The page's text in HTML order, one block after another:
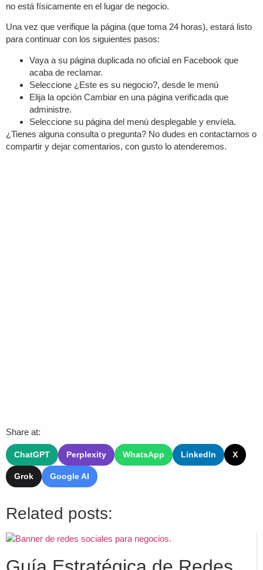
no está físicamente en el lugar de negocio.
Una vez que verifique la página (que toma 24 horas), estará listo
para continuar con los siguientes pasos:
Vaya a su página duplicada no oficial en Facebook que
acaba de reclamar.
Seleccione ¿Este es su negocio?, desde le menú
Elija la opción Cambiar en una página verificada que
administre.
Seleccione su página del menú desplegable y envíela.
¿Tienes alguna consulta o pregunta? No dudes en contactarnos o
compartir y dejar comentarios, con gusto lo atenderemos.
Share at:
ChatGPT Perplexity WhatsApp LinkedIn X
Grok Google AI
Related posts: